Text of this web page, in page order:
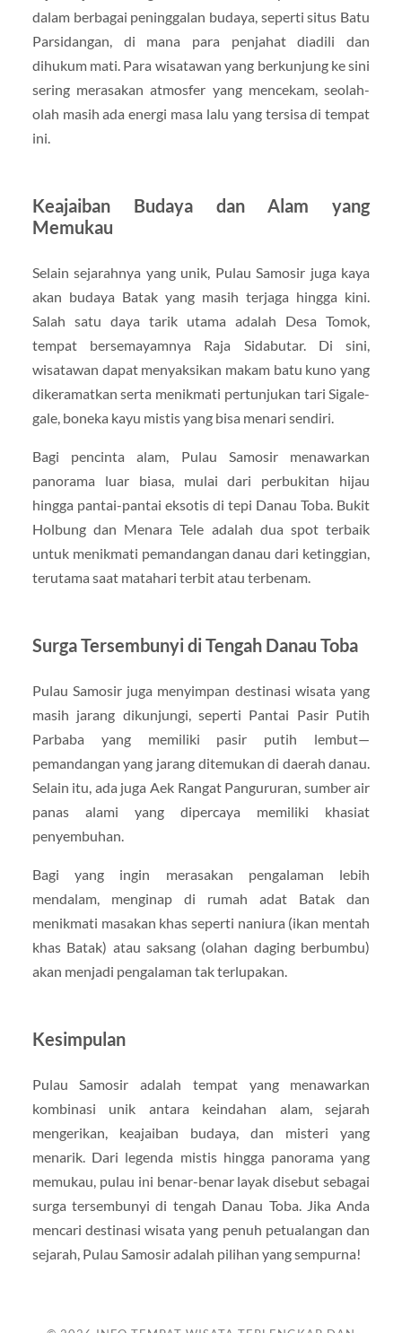
dalam berbagai peninggalan budaya, seperti situs Batu
Parsidangan, di mana para penjahat diadili dan
dihukum mati. Para wisatawan yang berkunjung ke sini
sering merasakan atmosfer yang mencekam, seolah-
olah masih ada energi masa lalu yang tersisa di tempat
ini.
Keajaiban Budaya dan Alam yang
Memukau
Selain sejarahnya yang unik, Pulau Samosir juga kaya
akan budaya Batak yang masih terjaga hingga kini.
Salah satu daya tarik utama adalah Desa Tomok,
tempat bersemayamnya Raja Sidabutar. Di sini,
wisatawan dapat menyaksikan makam batu kuno yang
dikeramatkan serta menikmati pertunjukan tari Sigale-
gale, boneka kayu mistis yang bisa menari sendiri.
Bagi pencinta alam, Pulau Samosir menawarkan
panorama luar biasa, mulai dari perbukitan hijau
hingga pantai-pantai eksotis di tepi Danau Toba. Bukit
Holbung dan Menara Tele adalah dua spot terbaik
untuk menikmati pemandangan danau dari ketinggian,
terutama saat matahari terbit atau terbenam.
Surga Tersembunyi di Tengah Danau Toba
Pulau Samosir juga menyimpan destinasi wisata yang
masih jarang dikunjungi, seperti Pantai Pasir Putih
Parbaba yang memiliki pasir putih lembut—
pemandangan yang jarang ditemukan di daerah danau.
Selain itu, ada juga Aek Rangat Pangururan, sumber air
panas alami yang dipercaya memiliki khasiat
penyembuhan.
Bagi yang ingin merasakan pengalaman lebih
mendalam, menginap di rumah adat Batak dan
menikmati masakan khas seperti naniura (ikan mentah
khas Batak) atau saksang (olahan daging berbumbu)
akan menjadi pengalaman tak terlupakan.
Kesimpulan
Pulau Samosir adalah tempat yang menawarkan
kombinasi unik antara keindahan alam, sejarah
mengerikan, keajaiban budaya, dan misteri yang
menarik. Dari legenda mistis hingga panorama yang
memukau, pulau ini benar-benar layak disebut sebagai
surga tersembunyi di tengah Danau Toba. Jika Anda
mencari destinasi wisata yang penuh petualangan dan
sejarah, Pulau Samosir adalah pilihan yang sempurna!